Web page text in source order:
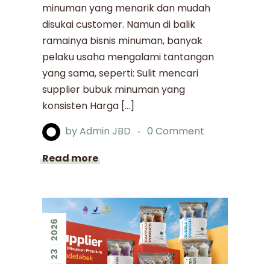
minuman yang menarik dan mudah
disukai customer. Namun di balik
ramainya bisnis minuman, banyak
pelaku usaha mengalami tantangan
yang sama, seperti: Sulit mencari
supplier bubuk minuman yang
konsisten Harga […]
byAdmin JBD
0 Comment
Read more
23
2026